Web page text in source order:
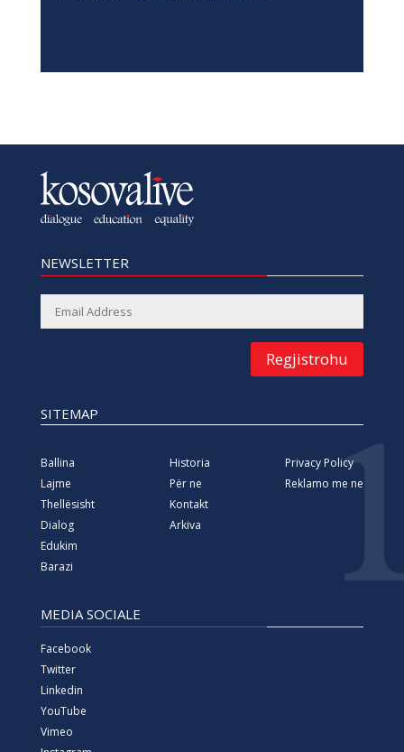
NEWSLETTER
Regjistrohu
SITEMAP
Ballina
Lajme
Thellësisht
Dialog
Edukim
Barazi
Historia
Për ne
Kontakt
Arkiva
Privacy Policy
Reklamo me ne
MEDIA SOCIALE
Facebook
Twitter
Linkedin
YouTube
Vimeo